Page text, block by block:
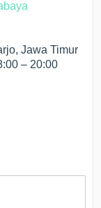
Jawa Timur
– 20:00